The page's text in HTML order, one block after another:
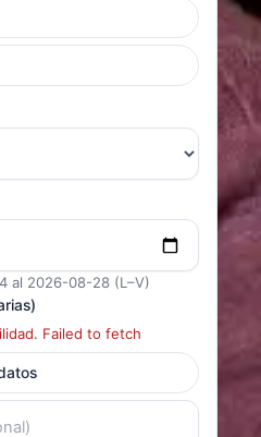
al 2026-08-28 (L–V)
Failed to fetch